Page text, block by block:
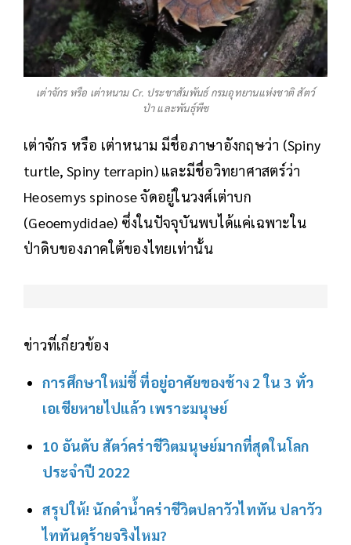
เต่าจักร หรือ เต่าหนาม Cr. ประชาสัมพันธ์ กรมอุทยานแห่งชาติ สัตว์
ป่า และพันธุ์พืช
เต่าจักร หรือ เต่าหนาม มีชื่อภาษาอังกฤษว่า (Spiny
turtle, Spiny terrapin) และมีชื่อวิทยาศาสตร์ว่า
Heosemys spinose จัดอยู่ในวงศ์เต่าบก
(Geoemydidae) ซึ่งในปัจจุบันพบได้แค่เฉพาะใน
ป่าดิบของภาคใต้ของไทยเท่านั้น
ข่าวที่เกี่ยวข้อง
การศึกษาใหม่ชี้ ที่อยู่อาศัยของช้าง 2 ใน 3 ทั่ว
เอเชียหายไปแล้ว เพราะมนุษย์
10 อันดับ สัตว์คร่าชีวิตมนุษย์มากที่สุดในโลก
ประจำปี 2022
สรุปให้! นักดำน้ำคร่าชีวิตปลาวัวไททัน ปลาวัว
ไททันดุร้ายจริงไหม?